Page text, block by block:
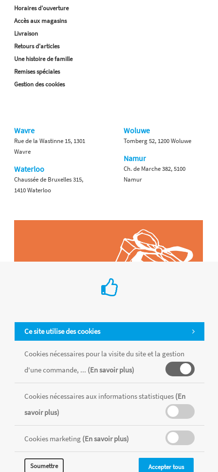
Ce site utilise des cookies
Cookies nécessaires pour la visite du site et la gestion
d'une commande, ... (En savoir plus)
Cookies nécessaires aux informations statistiques (En
savoir plus)
Cookies marketing (En savoir plus)
Soumettre Accepter tous
Horaires d'ouverture
Accès aux magasins
Livraison
Retours d'articles
Une histoire de famille
Remises spéciales
Gestion des cookies
Wavre
Rue de la Wastinne 15, 1301
Wavre
Waterloo
Chaussée de Bruxelles 315,
1410 Waterloo
Woluwe
Tomberg 52, 1200 Woluwe
Namur
Ch. de Marche 382, 5100
Namur
MENTIONS LÉGALES CONDITIONS GÉNÉRALES
RÉALISÉ AVEC MERCATOR